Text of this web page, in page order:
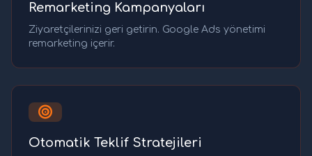
Remarketing Kampanyaları
Ziyaretçilerinizi geri getirin. Google Ads yönetimi
remarketing içerir.
Otomatik Teklif Stratejileri